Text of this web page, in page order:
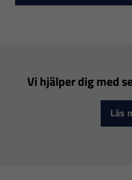
Vi hjälper dig med
Läs